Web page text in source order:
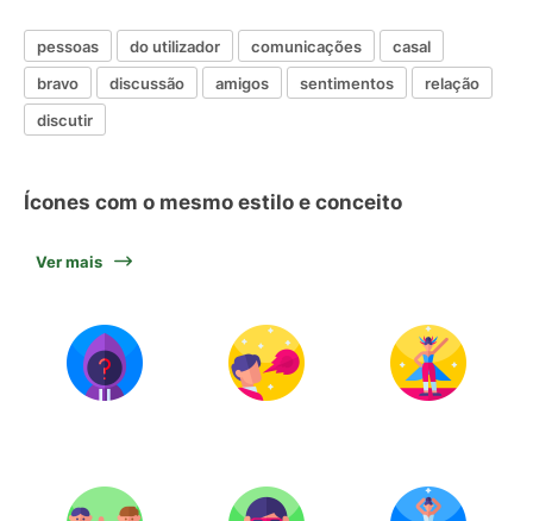
pessoas do utilizador comunicações
casal
bravo
discussão amigos sentimentos
relação
discutir
Ícones com o mesmo estilo e conceito
Ver mais